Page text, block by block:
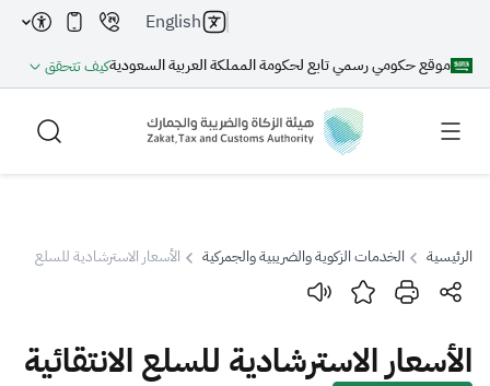
موقع حكومي رسمي تابع لحكومة المملكة العربية السعوديةكيف تتحقق
English
بحث
بحث بحث AI
الرئيسية الخدمات الزكوية والضريبية والجمركية الأسعار الاسترشادية للسلع
الأسعار الاسترشادية للسلع الانتقائية